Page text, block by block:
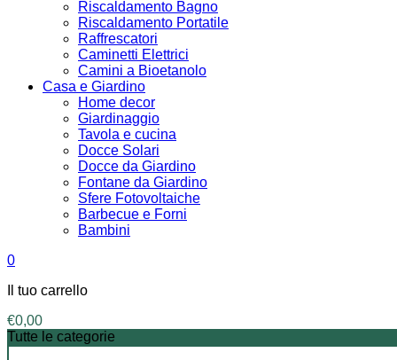
Riscaldamento Bagno
Riscaldamento Portatile
Raffrescatori
Caminetti Elettrici
Camini a Bioetanolo
Casa e Giardino
Home decor
Giardinaggio
Tavola e cucina
Docce Solari
Docce da Giardino
Fontane da Giardino
Sfere Fotovoltaiche
Barbecue e Forni
Bambini
0
Il tuo carrello
€0,00
Tutte le categorie